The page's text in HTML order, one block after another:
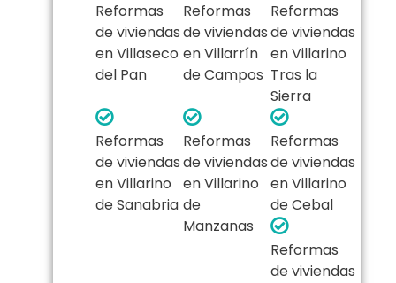
Reformas
de viviendas
en Villaseco
del Pan
Reformas
de viviendas
en Villarrín
de Campos
Reformas
de viviendas
en Villarino
Tras la
Sierra
Reformas
de viviendas
en Villarino
de Sanabria
Reformas
de viviendas
en Villarino
de
Manzanas
Reformas
de viviendas
en Villarino
de Cebal
Reformas
de viviendas